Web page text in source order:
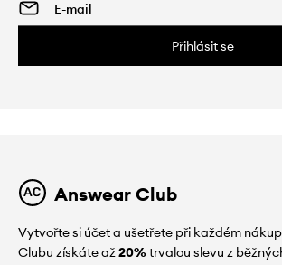
Přihlásit se
Answear Club
Vytvořte si účet a ušetřete při každém
Clubu získáte až20%trvalou slevu z